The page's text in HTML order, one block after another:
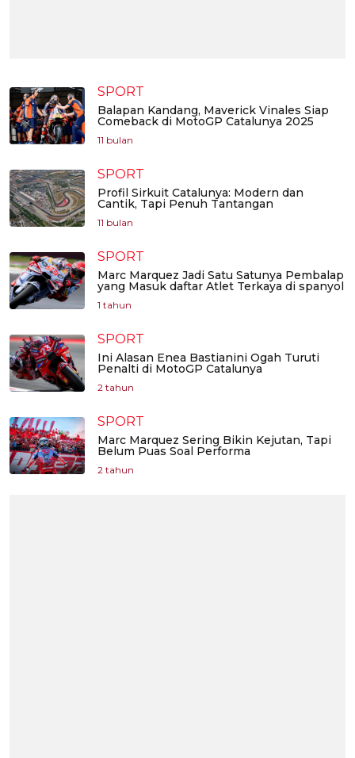
SPORT
Balapan Kandang, Maverick Vinales Siap
Comeback di MotoGP Catalunya 2025
11 bulan
SPORT
Profil Sirkuit Catalunya: Modern dan
Cantik, Tapi Penuh Tantangan
11 bulan
SPORT
Marc Marquez Jadi Satu Satunya Pembalap
yang Masuk daftar Atlet Terkaya di spanyol
1 tahun
SPORT
Ini Alasan Enea Bastianini Ogah Turuti
Penalti di MotoGP Catalunya
2 tahun
SPORT
Marc Marquez Sering Bikin Kejutan, Tapi
Belum Puas Soal Performa
2 tahun